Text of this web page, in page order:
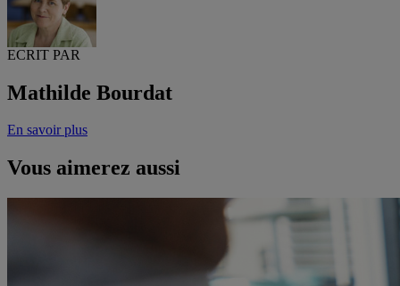
ECRIT PAR
Mathilde Bourdat
En savoir plus
Vous aimerez aussi